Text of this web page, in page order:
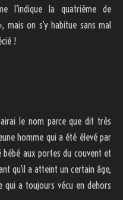
l’indique la quatrième de
on s’y habitue sans mal
!
le nom parce que dit très
homme qui a été élevé par
bébé aux portes du couvent et
qu’il a atteint un certain âge,
qui a toujours vécu en dehors